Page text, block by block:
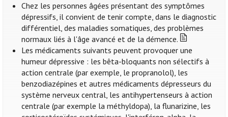
Chez les personnes âgées présentant des symptômes
dépressifs, il convient de tenir compte, dans le diagnostic
différentiel, des maladies somatiques, des problèmes
normaux liés à l'âge avancé et de la démence.
Les médicaments suivants peuvent provoquer une
humeur dépressive : les bêta-bloquants non sélectifs à
action centrale (par exemple, le propranolol), les
benzodiazépines et autres médicaments dépresseurs du
système nerveux central, les antihypertenseurs à action
centrale (par exemple la méthyldopa), la flunarizine, les